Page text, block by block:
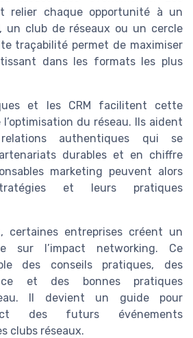
relier chaque opportunité à un
un club de réseaux ou un cercle
traçabilité permet de maximiser
dans les formats les plus
et les CRM facilitent cette
du réseau. Ils aident
authentiques qui se
durables et en chiffre
marketing peuvent alors
et leurs pratiques
certaines entreprises créent un
sur l’impact networking. Ce
des conseils pratiques, des
et des bonnes pratiques
Il devient un guide pour
des futurs événements
clubs réseaux.